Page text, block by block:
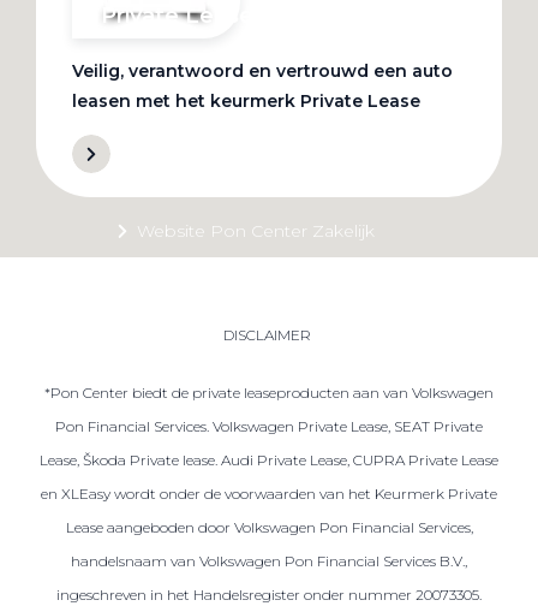
Private Lease
Website Pon Center Zakelijk
Berijdersinfo
Veilig, verantwoord en vertrouwd een auto
leasen met het keurmerk Private Lease
DISCLAIMER
*Pon Center biedt de private leaseproducten aan van Volkswagen
Pon Financial Services. Volkswagen Private Lease, SEAT Private
Lease, Škoda Private lease. Audi Private Lease, CUPRA Private Lease
en XLEasy wordt onder de voorwaarden van het Keurmerk Private
Lease aangeboden door Volkswagen Pon Financial Services,
handelsnaam van Volkswagen Pon Financial Services B.V.,
ingeschreven in het Handelsregister onder nummer 20073305.